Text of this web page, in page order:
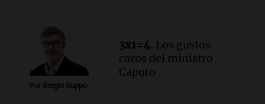
un precipicio
Una mañana para todos
Episodios
Audio.Chile planteó mejorar la
conectividad fronteriza, aérea y digital
Por Sergio Suppo
3x1=4. Los gustos
caros del ministro
Caputo